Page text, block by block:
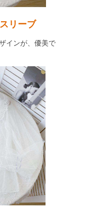
リーブ
インが、優美で